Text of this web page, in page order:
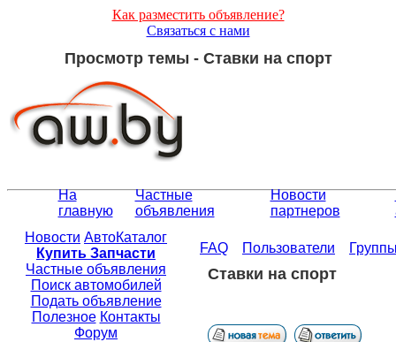
Как разместить объявление?
Связаться с нами
Просмотр темы - Ставки на спорт
На
главную
Частные
объявления
Новости
партнеров
Новости АвтоКаталог
Купить Запчасти
Частные объявления
Поиск автомобилей
Подать объявление
Полезное Контакты
Форум
FAQ Пользователи
Ставки на спорт